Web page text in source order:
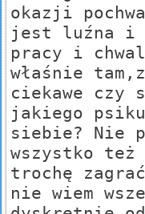
okazji
jest luźna i
pracy i
właśnie
ciekawe czy
jakiego
siebie? Nie
wszystko też
trochę
nie wiem